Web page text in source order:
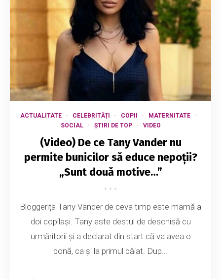
ACTUALITATE CELEBRITĂȚI COPII
MATERNITATE
SOCIAL
ȘTIRI DE TOP VIDEO
(Video) De ce Tany Vander nu
permite bunicilor să educe nepoții?
„Sunt două motive…”
Bloggerița Tany Vander de ceva timp este mamă a
doi copilași. Tany este destul de deschisă cu
urmăritorii și a declarat din start că va avea o
bonă, ca și la primul băiat. Dup...